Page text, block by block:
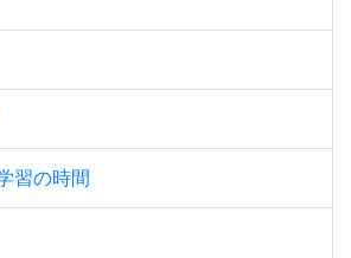
習の時間